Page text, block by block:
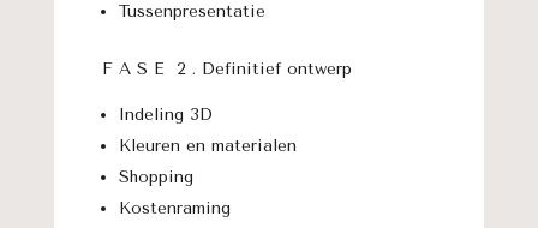
Tussenpresentatie
F A S E 2 . Definitief ontwerp
Indeling 3D
Kleuren en materialen
Shopping
Kostenraming